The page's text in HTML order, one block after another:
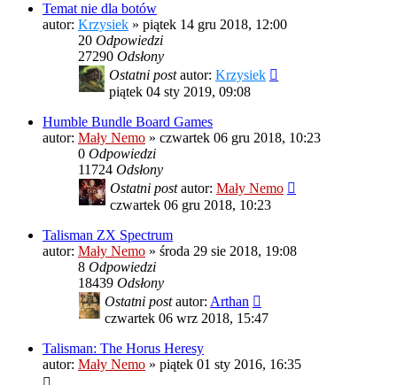
Temat nie dla botów
autor: Krzysiek » piątek 14 gru 2018, 12:00
20 Odpowiedzi
27290 Odsłony
Ostatni postautor: Krzysiek
piątek 04 sty 2019, 09:08
Humble Bundle Board Games
autor: Mały Nemo » czwartek 06 gru 2018, 10:23
0 Odpowiedzi
11724 Odsłony
Ostatni postautor: Mały Nemo
czwartek 06 gru 2018, 10:23
Talisman ZX Spectrum
autor: Mały Nemo » środa 29 sie 2018, 19:08
8 Odpowiedzi
18439 Odsłony
Ostatni postautor: Arthan
czwartek 06 wrz 2018, 15:47
Talisman: The Horus Heresy
autor: Mały Nemo » piątek 01 sty 2016, 16:35